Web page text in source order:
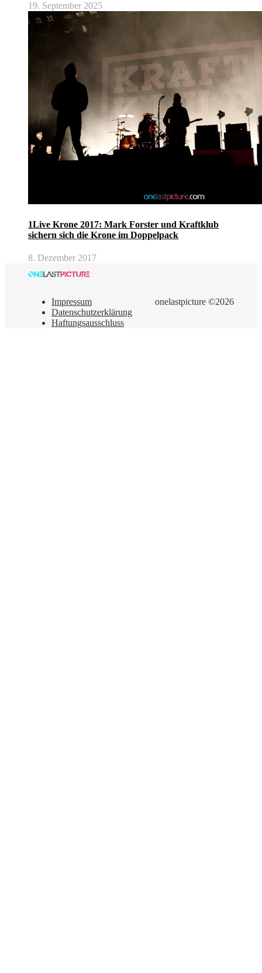
19. September 2025
1Live Krone 2017: Mark Forster und Kraftklub
sichern sich die Krone im Doppelpack
8. Dezember 2017
onelastpicture ©2026
Impressum
Datenschutzerklärung
Haftungsausschluss